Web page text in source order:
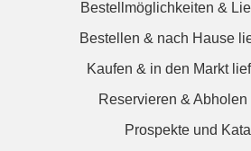
Bestellmöglichkeiten &
Bestellen & nach Hause
Kaufen & in den Markt
Reservieren & Abholen
Prospekte und